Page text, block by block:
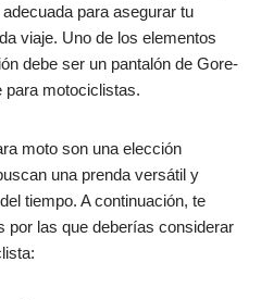
para asegurar tu
viaje. Uno de los elementos
debe ser un pantalón de Gore-
para motociclistas.
moto son una elección
una prenda versátil y
tiempo. A continuación, te
por las que deberías considerar